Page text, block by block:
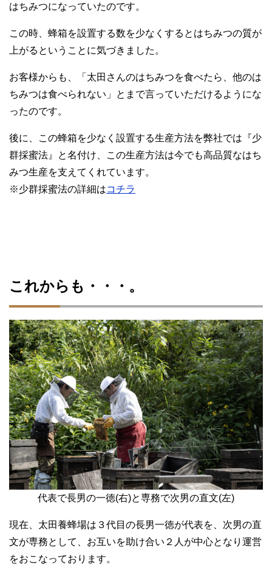
はちみつになっていたのです。
この時、蜂箱を設置する数を少なくするとはちみつの質が
上がるということに気づきました。
お客様からも、「太田さんのはちみつを食べたら、他のは
ちみつは食べられない」とまで言っていただけるようにな
ったのです。
後に、この蜂箱を少なく設置する生産方法を弊社では『少
群採蜜法』と名付け、この生産方法は今でも高品質なはち
みつ生産を支えてくれています。
※少群採蜜法の詳細はコチラ
これからも・・・。
代表で長男の一徳(右)と専務で次男の直文(左)
現在、太田養蜂場は３代目の長男一徳が代表を、次男の直
文が専務として、お互いを助け合い２人が中心となり運営
をおこなっております。